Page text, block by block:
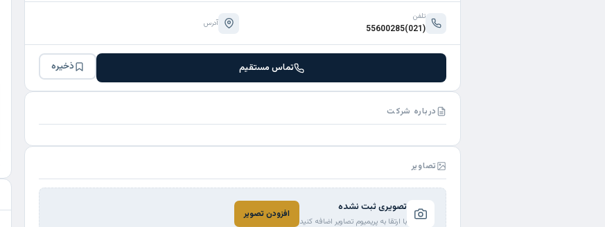
تلفن
(021)55600285 آدرس
تماس مستقیم ذخیره
درباره شرکت
تصاویر
تصویری ثبت نشده
با ارتقا به پریمیوم تصاویر اضافه کنید
افزودن تصویر